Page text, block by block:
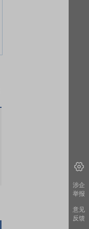
涉企
举报
意见
反馈